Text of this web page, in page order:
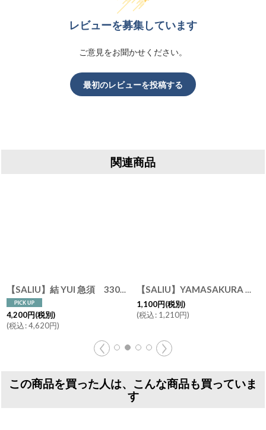
レビューを募集しています
ご意見をお聞かせください。
最初のレビューを投稿する
関連商品
【SALIU】結 YUI 急須 330ml 横手 白 灰 浅葱 墨 美濃焼
4,200円(税別)
(税込:4,620円)
【SALIU】YAMASAKURA 茶敷 角 山桜 四角 茶托 小皿 木製 天然木 日本製 LOLO ロロ
1,100円(税別)
(税込: 1,210円)
この商品を買った人は、こんな商品も買っていま
す